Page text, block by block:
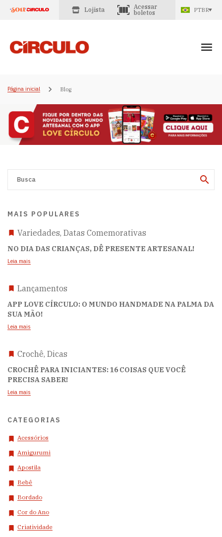
Lojista
Acessar
boletos
PTBR
Página inicial Blog
MAIS POPULARES
Variedades, Datas Comemorativas
NO DIA DAS CRIANÇAS, DÊ PRESENTE ARTESANAL!
Leia mais
Lançamentos
APP LOVE CÍRCULO: O MUNDO HANDMADE NA PALMA DA
SUA MÃO!
Leia mais
Crochê, Dicas
CROCHÊ PARA INICIANTES: 16 COISAS QUE VOCÊ
PRECISA SABER!
Leia mais
CATEGORIAS
Acessórios
Amigurumi
Apostila
Bebê
Bordado
Cor do Ano
Criatividade